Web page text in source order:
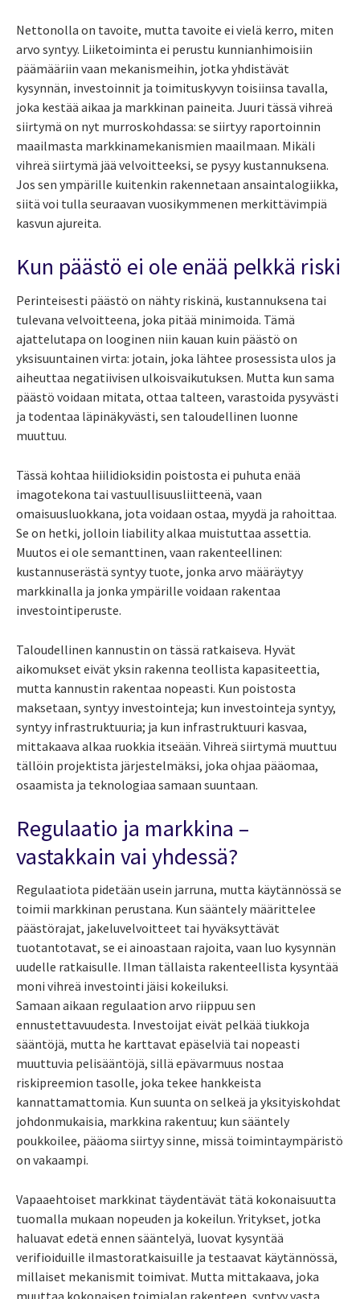
Nettonolla on tavoite, mutta tavoite ei vielä kerro, miten
arvo syntyy. Liiketoiminta ei perustu kunnianhimoisiin
päämääriin vaan mekanismeihin, jotka yhdistävät
kysynnän, investoinnit ja toimituskyvyn toisiinsa tavalla,
joka kestää aikaa ja markkinan paineita. Juuri tässä vihreä
siirtymä on nyt murroskohdassa: se siirtyy raportoinnin
maailmasta markkinamekanismien maailmaan. Mikäli
vihreä siirtymä jää velvoitteeksi, se pysyy kustannuksena.
Jos sen ympärille kuitenkin rakennetaan ansaintalogiikka,
siitä voi tulla seuraavan vuosikymmenen merkittävimpiä
kasvun ajureita.
Kun päästö ei ole enää pelkkä riski
Perinteisesti päästö on nähty riskinä, kustannuksena tai
tulevana velvoitteena, joka pitää minimoida. Tämä
ajattelutapa on looginen niin kauan kuin päästö on
yksisuuntainen virta: jotain, joka lähtee prosessista ulos ja
aiheuttaa negatiivisen ulkoisvaikutuksen. Mutta kun sama
päästö voidaan mitata, ottaa talteen, varastoida pysyvästi
ja todentaa läpinäkyvästi, sen taloudellinen luonne
muuttuu.
Tässä kohtaa hiilidioksidin poistosta ei puhuta enää
imagotekona tai vastuullisuusliitteenä, vaan
omaisuusluokkana, jota voidaan ostaa, myydä ja rahoittaa.
Se on hetki, jolloin liability alkaa muistuttaa assettia.
Muutos ei ole semanttinen, vaan rakenteellinen:
kustannuserästä syntyy tuote, jonka arvo määräytyy
markkinalla ja jonka ympärille voidaan rakentaa
investointiperuste.
Taloudellinen kannustin on tässä ratkaiseva. Hyvät
aikomukset eivät yksin rakenna teollista kapasiteettia,
mutta kannustin rakentaa nopeasti. Kun poistosta
maksetaan, syntyy investointeja; kun investointeja syntyy,
syntyy infrastruktuuria; ja kun infrastruktuuri kasvaa,
mittakaava alkaa ruokkia itseään. Vihreä siirtymä muuttuu
tällöin projektista järjestelmäksi, joka ohjaa pääomaa,
osaamista ja teknologiaa samaan suuntaan.
Regulaatio ja markkina –
vastakkain vai yhdessä?
Regulaatiota pidetään usein jarruna, mutta käytännössä se
toimii markkinan perustana. Kun sääntely määrittelee
päästörajat, jakeluvelvoitteet tai hyväksyttävät
tuotantotavat, se ei ainoastaan rajoita, vaan luo kysynnän
uudelle ratkaisulle. Ilman tällaista rakenteellista kysyntää
moni vihreä investointi jäisi kokeiluksi.
Samaan aikaan regulaation arvo riippuu sen
ennustettavuudesta. Investoijat eivät pelkää tiukkoja
sääntöjä, mutta he karttavat epäselviä tai nopeasti
muuttuvia pelisääntöjä, sillä epävarmuus nostaa
riskipreemion tasolle, joka tekee hankkeista
kannattamattomia. Kun suunta on selkeä ja yksityiskohdat
johdonmukaisia, markkina rakentuu; kun sääntely
poukkoilee, pääoma siirtyy sinne, missä toimintaympäristö
on vakaampi.
Vapaaehtoiset markkinat täydentävät tätä kokonaisuutta
tuomalla mukaan nopeuden ja kokeilun. Yritykset, jotka
haluavat edetä ennen sääntelyä, luovat kysyntää
verifioiduille ilmastoratkaisuille ja testaavat käytännössä,
millaiset mekanismit toimivat. Mutta mittakaava, joka